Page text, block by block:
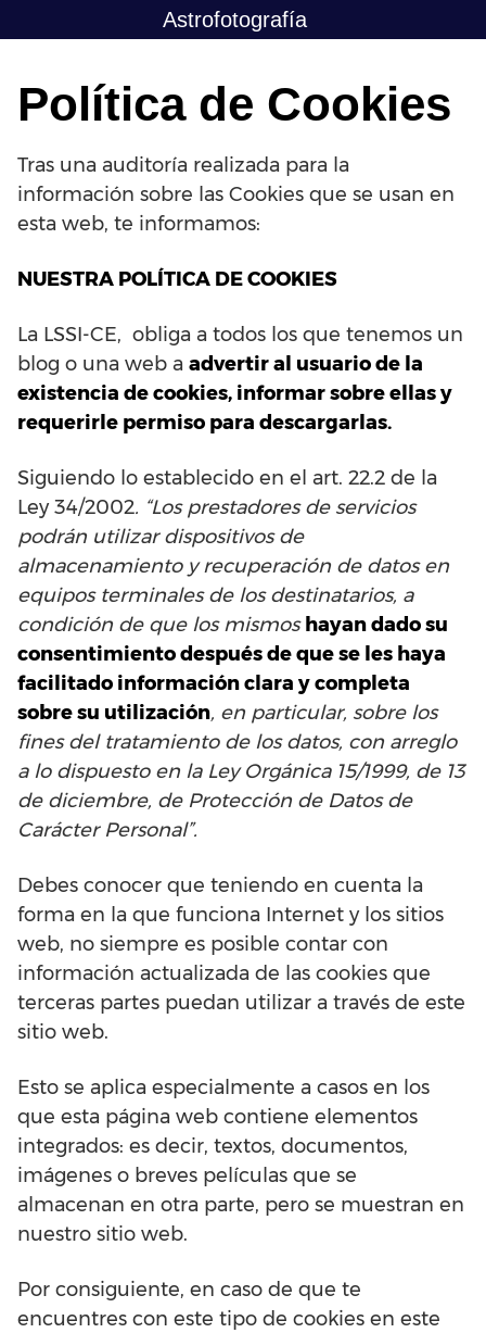
al
Astrofotografía
Política de Cookies
Tras una auditoría realizada para la
información sobre las Cookies que se usan en
esta web, te informamos:
NUESTRA POLÍTICA DE COOKIES
La LSSI-CE, obliga a todos los que tenemos un
blog o una web a advertir al usuario de la
existencia de cookies, informar sobre ellas y
requerirle permiso para descargarlas.
Siguiendo lo establecido en el art. 22.2 de la
Ley 34/2002. “Los prestadores de servicios
podrán utilizar dispositivos de
almacenamiento y recuperación de datos en
equipos terminales de los destinatarios, a
condición de que los mismos hayan dado su
consentimiento después de que se les haya
facilitado información clara y completa
sobre su utilización, en particular, sobre los
fines del tratamiento de los datos, con arreglo
a lo dispuesto en la Ley Orgánica 15/1999, de 13
de diciembre, de Protección de Datos de
Carácter Personal”.
Debes conocer que teniendo en cuenta la
forma en la que funciona Internet y los sitios
web, no siempre es posible contar con
información actualizada de las cookies que
terceras partes puedan utilizar a través de este
sitio web.
Esto se aplica especialmente a casos en los
que esta página web contiene elementos
integrados: es decir, textos, documentos,
imágenes o breves películas que se
almacenan en otra parte, pero se muestran en
nuestro sitio web.
Por consiguiente, en caso de que te
encuentres con este tipo de cookies en este